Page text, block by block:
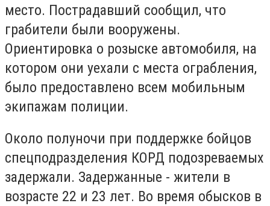
место. Пострадавший сообщил, что
грабители были вооружены.
Ориентировка о розыске автомобиля, на
котором они уехали с места ограбления,
было предоставлено всем мобильным
экипажам полиции.
Около полуночи при поддержке бойцов
спецподразделения КОРД подозреваемых
задержали. Задержанные - жители в
возрасте 22 и 23 лет. Во время обысков в